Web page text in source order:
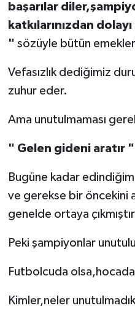
başarılar
katkılarınızdan
" sözüyle bütün
Vefasızlık dediğimiz
zuhur eder.
Ama unutulmaması
" Gelen gideni aratır "
Bugüne kadar
ve gerekse bir öncekini
genelde ortaya
Peki şampiyonlar
Futbolcuda
Kimler,neler